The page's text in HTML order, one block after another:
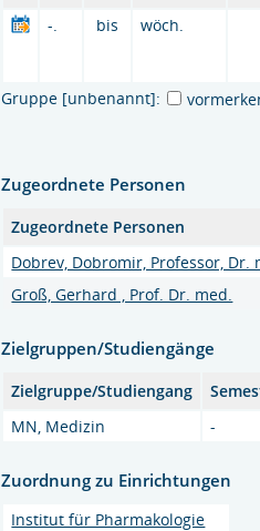
-. bis wöch.
Gruppe [unbenannt]:
Zugeordnete Personen
Zugeordnete Personen
Dobrev, Dobromir, Professor, Dr.
Groß, Gerhard , Prof. Dr. med.
Zielgruppen/Studiengänge
Zielgruppe/Studiengang
MN, Medizin
-
Zuordnung zu Einrichtungen
Institut für Pharmakologie